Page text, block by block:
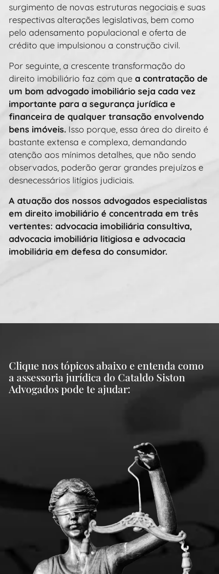
surgimento de novas estruturas negociais e suas
respectivas alterações legislativas, bem como
pelo adensamento populacional e oferta de
crédito que impulsionou a construção civil.
Por seguinte, a crescente transformação do
direito imobiliário faz com que a contratação de
um bom advogado imobiliário seja cada vez
importante para a segurança jurídica e
financeira de qualquer transação envolvendo
bens imóveis.Isso porque, essa área do direito é
bastante extensa e complexa, demandando
atenção aos mínimos detalhes, que não sendo
observados, poderão gerar grandes prejuízos e
desnecessários litígios judiciais.
A atuação dos nossos advogados especialistas
em direito imobiliário é concentrada em três
vertentes: advocacia imobiliária consultiva,
advocacia imobiliária litigiosa e advocacia
imobiliária em defesa do consumidor.
Clique nos tópicos abaixo e entenda como
a assessoria jurídica do Cataldo Siston
Advogados pode te ajudar: